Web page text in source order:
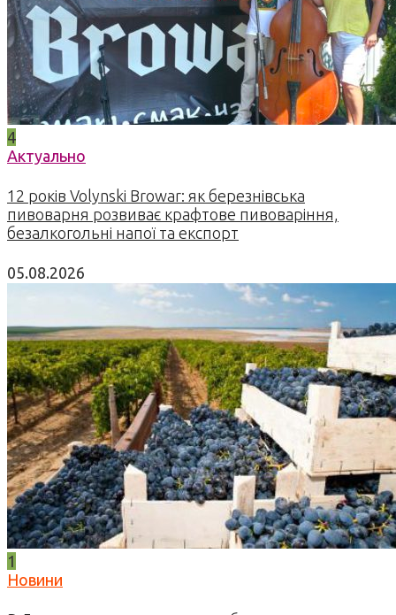
4
Актуально
12 років Volynski Browar: як березнівська
пивоварня розвиває крафтове пивоваріння,
безалкогольні напої та експорт
05.08.2026
1
Новини